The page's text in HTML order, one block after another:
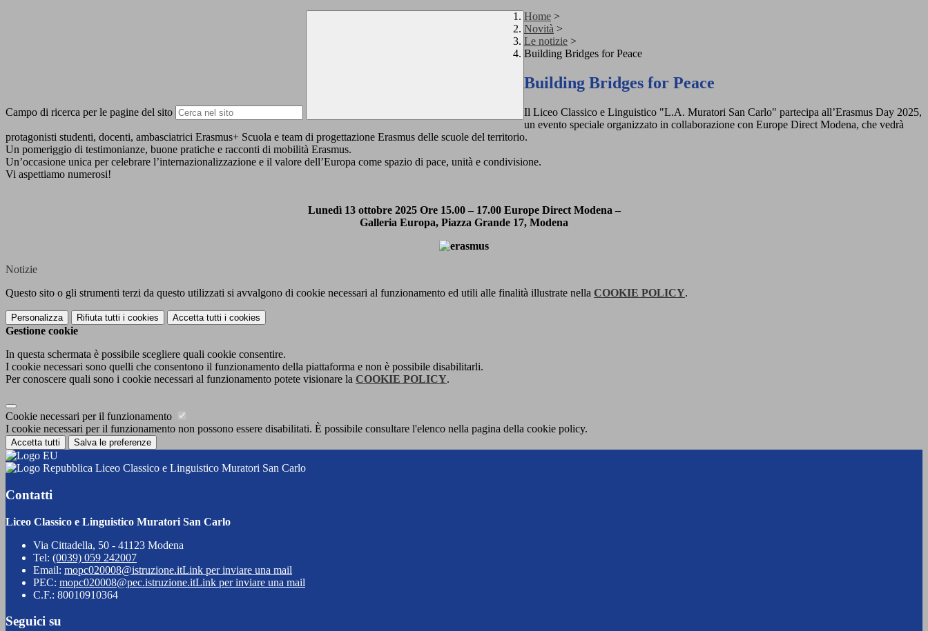
Campo di ricerca per le pagine del sito
Home >
Novità >
Le notizie >
Building Bridges for Peace
Building Bridges for Peace
Il Liceo Classico e Linguistico "L.A. Muratori San Carlo" partecipa all’Erasmus Day 2025,
un evento speciale organizzato in collaborazione con Europe Direct Modena, che vedrà
protagonisti studenti, docenti, ambasciatrici Erasmus+ Scuola e team di progettazione Erasmus delle scuole del territorio.
Un pomeriggio di testimonianze, buone pratiche e racconti di mobilità Erasmus.
Un’occasione unica per celebrare l’internazionalizzazione e il valore dell’Europa come spazio di pace, unità e condivisione.
Vi aspettiamo numerosi!
Lunedì 13 ottobre 2025 Ore 15.00 – 17.00 Europe Direct Modena –
Galleria Europa, Piazza Grande 17, Modena
Notizie
Questo sito o gli strumenti terzi da questo utilizzati si avvalgono di cookie necessari al funzionamento ed utili alle finalità illustrate nella COOKIE POLICY.
Personalizza Rifiuta tutti i cookies Accetta tutti i cookies
Gestione cookie
In questa schermata è possibile scegliere quali cookie consentire.
I cookie necessari sono quelli che consentono il funzionamento della piattaforma e non è possibile disabilitarli.
Per conoscere quali sono i cookie necessari al funzionamento potete visionare la COOKIE POLICY.
Cookie necessari per il funzionamento
I cookie necessari per il funzionamento non possono essere disabilitati. È possibile consultare l'elenco nella pagina della cookie policy.
Accetta tutti Salva le preferenze
Liceo Classico e Linguistico Muratori San Carlo
Contatti
Liceo Classico e Linguistico Muratori San Carlo
Via Cittadella, 50 - 41123 Modena
Tel: (0039) 059 242007
Email: mopc020008@istruzione.itLink per inviare una mail
PEC: mopc020008@pec.istruzione.itLink per inviare una mail
C.F.: 80010910364
Seguici su